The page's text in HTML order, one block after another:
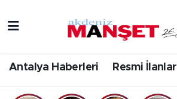
Antalya Haberleri Resmi İlanlar
Bilim & Teknoloji
Antalya Hava Durumu